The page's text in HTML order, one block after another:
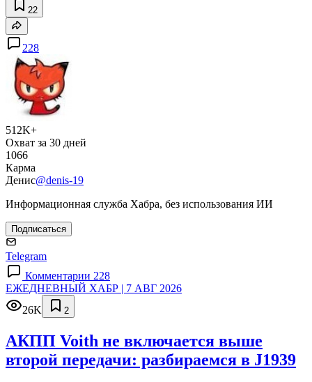
22
228
512K+
Охват за 30 дней
1066
Карма
Денис@denis-19
Информационная служба Хабра, без использования ИИ
Подписаться
Telegram
Комментарии 228
ЕЖЕДНЕВНЫЙ ХАБР | 7 АВГ 2026
26K
2
АКПП Voith не включается выше
второй передачи: разбираемся в J1939